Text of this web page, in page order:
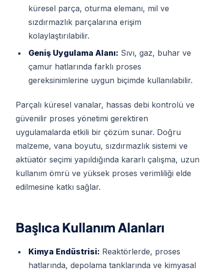
küresel parça, oturma elemanı, mil ve
sızdırmazlık parçalarına erişim
kolaylaştırılabilir.
Geniş Uygulama Alanı: Sıvı, gaz, buhar ve
çamur hatlarında farklı proses
gereksinimlerine uygun biçimde kullanılabilir.
Parçalı küresel vanalar, hassas debi kontrolü ve
güvenilir proses yönetimi gerektiren
uygulamalarda etkili bir çözüm sunar. Doğru
malzeme, vana boyutu, sızdırmazlık sistemi ve
aktüatör seçimi yapıldığında kararlı çalışma, uzun
kullanım ömrü ve yüksek proses verimliliği elde
edilmesine katkı sağlar.
Başlıca Kullanım Alanları
Kimya Endüstrisi: Reaktörlerde, proses
hatlarında, depolama tanklarında ve kimyasal